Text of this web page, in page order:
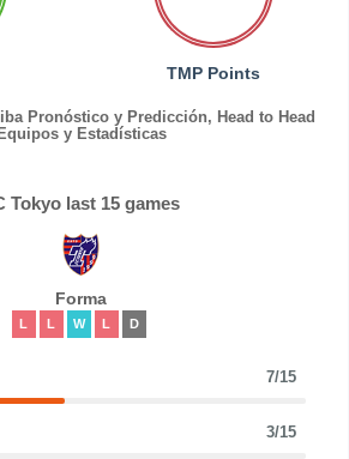
TMP Points
Pronóstico y Predicción, Head to Head
y Estadísticas
Tokyo last 15 games
Forma
L L W L D
7/15
3/15